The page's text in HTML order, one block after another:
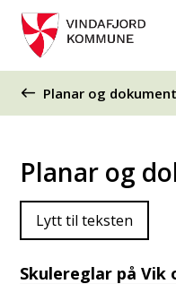
Du er her:
Planar og dokument
Planar og
Lytt til teksten
Skulereglar på